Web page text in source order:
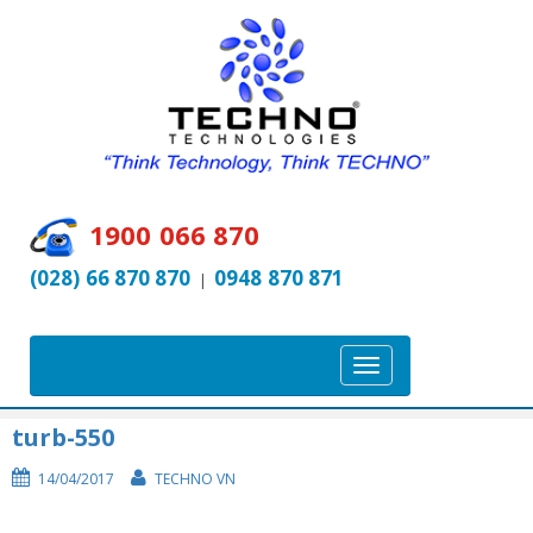
1900 066 870
(028) 66 870 870 | 0948 870 871
T
o
turb-550
14/04/2017 TECHNO VN